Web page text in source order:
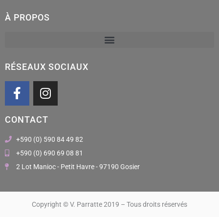
À PROPOS
RÉSEAUX SOCIAUX
F
a
e
b
o
o
k
I
n
t
a
g
r
a
CONTACT
+590 (0) 590 84 49 82
+590 (0) 690 69 08 81
2 Lot Manioc - Petit Havre - 97190 Gosier
Copyright © V. Parratte 2019 – Tous droits réservés